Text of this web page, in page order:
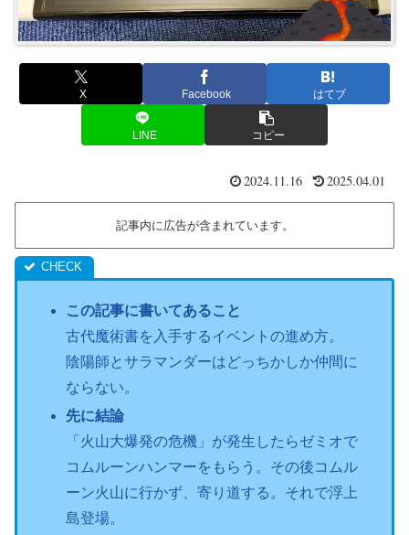
X Facebook はてブ
LINE コピー
2024.11.16 2025.04.01
記事内に広告が含まれています。
この記事に書いてあること
古代魔術書を入手するイベントの進め方。
陰陽師とサラマンダーはどっちかしか仲間に
ならない。
先に結論
「火山大爆発の危機」が発生したらゼミオで
コムルーンハンマーをもらう。その後コムル
ーン火山に行かず、寄り道する。それで浮上
島登場。